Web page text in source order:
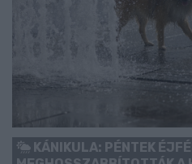
KÁNIKULA: PÉNTEK